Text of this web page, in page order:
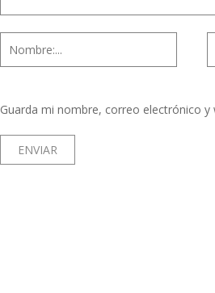
Guarda mi nombre, correo electrónico